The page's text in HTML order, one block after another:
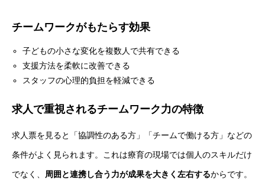
チームワークがもたらす効果
子どもの小さな変化を複数人で共有できる
支援方法を柔軟に改善できる
スタッフの心理的負担を軽減できる
求人で重視されるチームワーク力の特徴
求人票を見ると「協調性のある方」「チームで働ける方」などの
条件がよく見られます。これは療育の現場では個人のスキルだけ
でなく、 周囲と連携し合う力が成果を大きく左右するからです。